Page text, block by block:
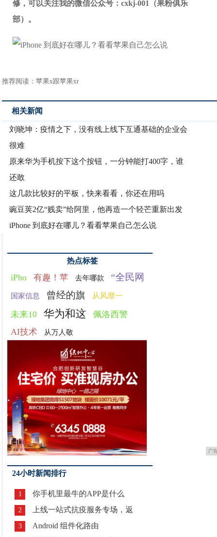
修，可以关注我的微信公众号：cxkj-001（果粉俱乐
部）。
推荐阅读：苹果x跟苹果xr
相关新闻
刘晓坤：疫情之下，没有线上线下互通基础的企业会
很难
原来华为手机按下这个按钮，一分钟能打400字，谁
还敢
这几款比较好的平板，快来看看，你还在用吗
豌豆荚2亿“贱卖”给阿里，他再造一个轻芒重新出发
iPhone 到底好在哪儿？看看苹果自己怎么说
热点标签
iPho 有趣！苹 去年哪款 “全民网
国家信息 曾经的旗 从风靡一
未来10 华为和这
佩洛西警
AI技术
从万人敬
广
24小时新闻排行
1 你手机里最牛的APP是什么
2 上线一站式抗疫服务专场，返
3 Android 组件化路由